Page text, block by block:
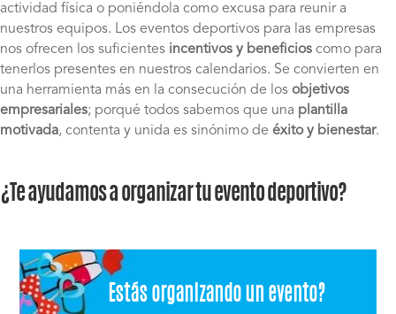
actividad física o poniéndola como excusa para reunir a
nuestros equipos. Los eventos deportivos para las empresas
nos ofrecen los suficientes incentivos y beneficios como para
tenerlos presentes en nuestros calendarios. Se convierten en
una herramienta más en la consecución de los objetivos
empresariales; porqué todos sabemos que una plantilla
motivada, contenta y unida es sinónimo de éxito y bienestar.
¿Te ayudamos a organizar tu evento deportivo?
Estás organizando un evento?